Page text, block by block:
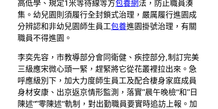
高低學、規定1米等待線等方包養網法，防止職員湊
集。幼兒園則須履行全封鎖式治理，嚴厲履行進園成
分辨認和非幼兒園師生員工包養進園掛號治理，有關
職員不得進園。
李奕先容，市教導部分會同衛健、疾控部分,制訂完美
三級應宋微心頭一緊，趕緊將它從花叢裡拉出來。急
呼應級別下，加大力度師生員工及配合棲身家庭成員
身材安康、出京返京情形監測，落實“晨午晚檢”和“日
陳述”“零陳述”軌制，對出勤職員要實時追訪上報。加